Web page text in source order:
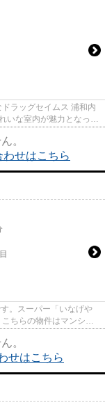
ラッグセイムス 浦和内
いな室内が魅力となって
。
せはこちら
。スーパー「いなげや
ちらの物件はマンショ
。
せはこちら